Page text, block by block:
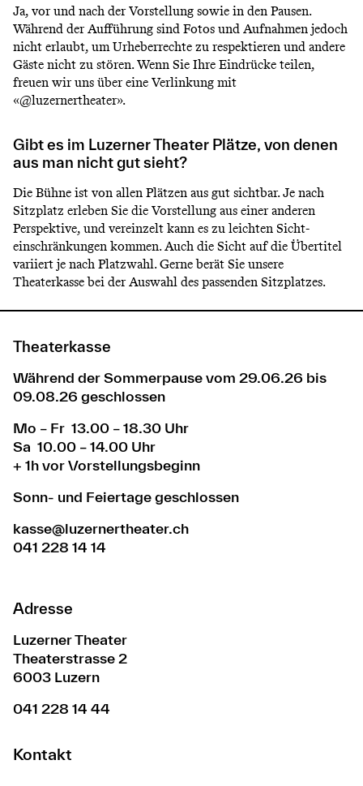
Ja, vor und nach der Vorstellung sowie in den Pausen.
Während der Aufführung sind Fotos und Aufnahmen jedoch
nicht erlaubt, um Urheberrechte zu respektieren und andere
Gäste nicht zu stören. Wenn Sie Ihre Eindrücke teilen,
freuen wir uns über eine Verlinkung mit
«@luzernertheater».
Gibt es im Luzerner Theater Plätze, von denen
aus man nicht gut sieht?
Die Bühne ist von allen Plätzen aus gut sichtbar. Je nach
Sitzplatz erleben Sie die Vorstellung aus einer anderen
Perspektive, und vereinzelt kann es zu leichten Sicht­
einschränkungen kommen. Auch die Sicht auf die Übertitel
variiert je nach Platzwahl. Gerne berät Sie unsere
Theaterkasse bei der Auswahl des passenden Sitzplatzes.
Theaterkasse
Während der Sommerpause vom 29.06.26 bis
09.08.26 geschlossen
Mo – Fr 13.00 – 18.30 Uhr
Sa 10.00 – 14.00 Uhr
+ 1h vor Vorstellungsbeginn
Sonn- und Feiertage geschlossen
kasse@luzernertheater.ch
041 228 14 14
Adresse
Luzerner Theater
Theaterstrasse 2
6003 Luzern
041 228 14 44
Kontakt